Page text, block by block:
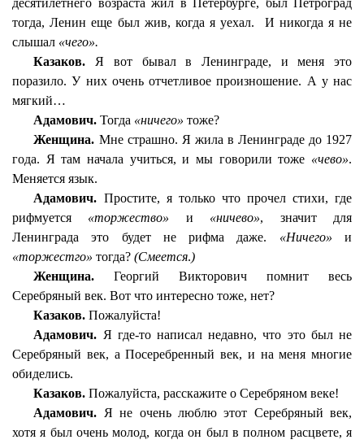
десятилетнего возраста жил в Петербурге, был Петроград
тогда, Ленин еще был жив, когда я уехал.
И никогда я не
слышал «чего».
Казаков. Я вот бывал в Ленинграде, и меня это
поразило. У них очень отчетливое произношение. А у нас
мягкий…
Адамович. Тогда «ничего» тоже?
Женщина. Мне страшно. Я жила в Ленинграде до 1927
года. Я там начала учиться, и мы говорили тоже «чево».
Меняется язык.
Адамович. Простите, я только что прочел стихи, где
рифмуется «торжество» и «ничево», значит для
Ленинграда это будет не рифма даже. «Ничего»и
«торжестго» тогда? (Смеется.)
Женщина. Георгий Викторович помнит весь
Серебряный век. Вот что интересно тоже, нет?
Казаков. Пожалуйста!
Адамович. Я где-то написал недавно, что это был не
Серебряный век, а Посеребренный век, и на меня многие
обиделись.
Казаков. Пожалуйста, расскажите о Серебряном веке!
Адамович. Я не очень люблю этот Серебряный век,
хотя я был очень молод, когда он был в полном расцвете, я